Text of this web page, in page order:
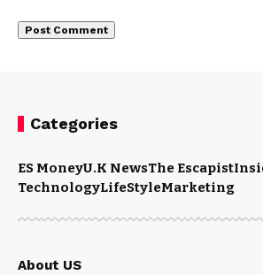
Categories
ES MoneyU.K NewsThe Escapist
TechnologyLifeStyleMarketing
About US